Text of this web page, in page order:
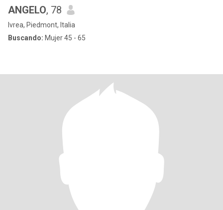
ANGELO, 78
Ivrea, Piedmont, Italia
Buscando: Mujer 45 - 65